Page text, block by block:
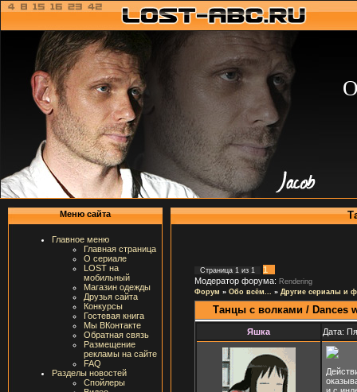
Меню сайта
Главное меню
Главная страница
О сериале
LOST на
мобильный
Магазин одежды
Друзья сайта
Конкурсы
Гостевая книга
Мы ВКонтакте
Обратная связь
Размещение
рекламы на сайте
FAQ
Разделы новостей
Спойлеры
Страница 1 из 1
1
Модератор форума: Rendering
Форум » Обо всём... » Другие сериалы и
Танцы с волками / Dances
Яшка Дата: